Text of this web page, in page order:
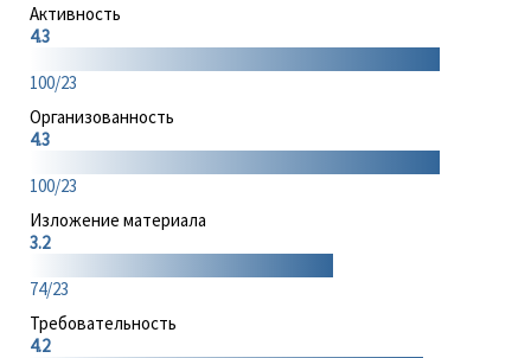
Активность
4.3
100/23
Организованность
4.3
100/23
Изложение материала
3.2
74/23
Требовательность
4.2